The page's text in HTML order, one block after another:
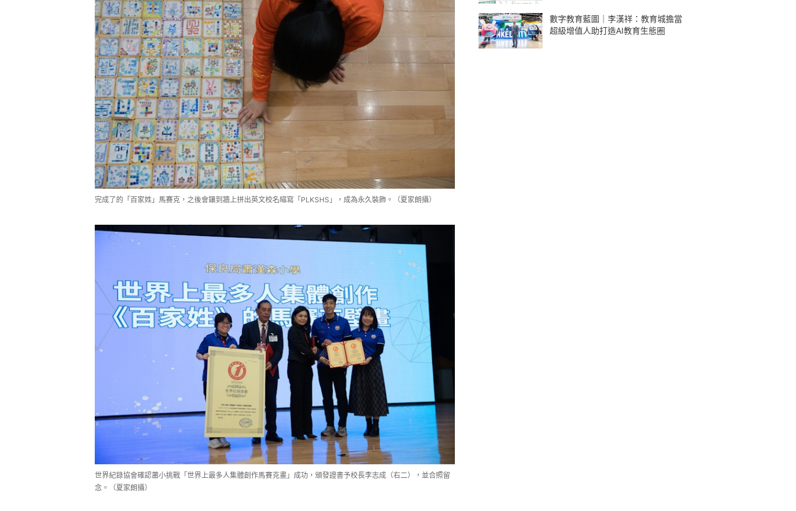
完成了的「百家姓」馬賽克，之後會鑲到牆上拼出英文校名縮寫「PLKSHS」，成為永久裝飾。（夏家朗攝）
世界紀錄協會確認蕭小挑戰「世界上最多人集體創作馬賽克畫」成功，頒發證書予校長李志成（右二），並合照留
念。（夏家朗攝）
數字教育藍圖｜李漢祥：教育城擔當
超級增值人助打造AI教育生態圈